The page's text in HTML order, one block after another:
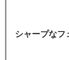
シャープなフ